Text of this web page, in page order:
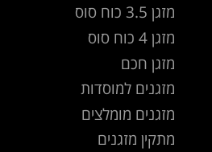
מזגן 3.5 כוח סוס
מזגן 4 כוח סוס
מזגן חכם
מזגנים למוסדות
מזגנים מומלצים
מתקין מזגנים